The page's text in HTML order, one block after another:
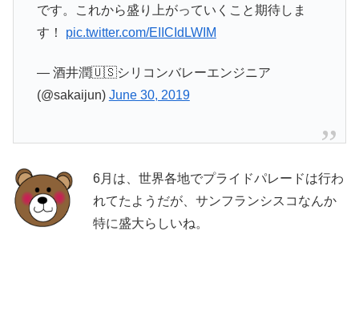
です。これから盛り上がっていくこと期待しま
す！ pic.twitter.com/EIICIdLWIM
— 酒井潤🇺🇸シリコンバレーエンジニア
(@sakaijun) June 30, 2019
6月は、世界各地でプライドパレードは行わ
れてたようだが、サンフランシスコなんか
特に盛大らしいね。